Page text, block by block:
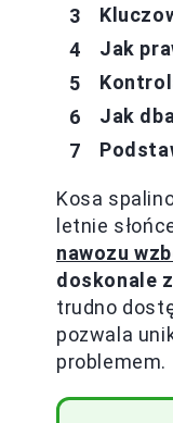
Jak
Jak
Kosa
letnie
nawozu
doskonale
trudno
pozwala
problemem.